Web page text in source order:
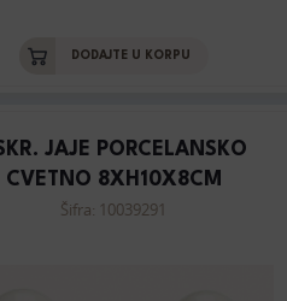
DODAJTE U KORPU
JAJE PORCELANSKO
CVETNO 8XH10X8CM
Šifra: 10039291